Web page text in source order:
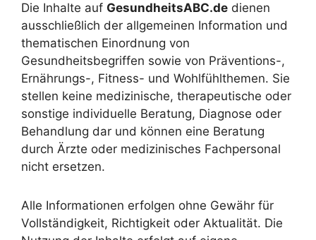
Die Inhalte auf GesundheitsABC.de dienen
ausschließlich der allgemeinen Information und
thematischen Einordnung von
Gesundheitsbegriffen sowie von Präventions-,
Ernährungs-, Fitness- und Wohlfühlthemen. Sie
stellen keine medizinische, therapeutische oder
sonstige individuelle Beratung, Diagnose oder
Behandlung dar und können eine Beratung
durch Ärzte oder medizinisches Fachpersonal
nicht ersetzen.
Alle Informationen erfolgen ohne Gewähr für
Vollständigkeit, Richtigkeit oder Aktualität. Die